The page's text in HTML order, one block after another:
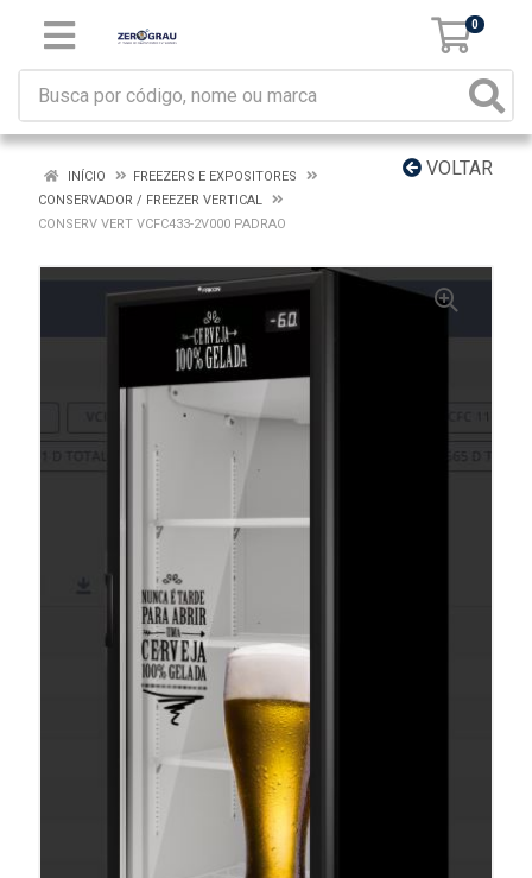
0
VOLTAR
INÍCIO
FREEZERS E EXPOSITORES
CONSERVADOR / FREEZER VERTICAL
CONSERV VERT VCFC433-2V000 PADRAO